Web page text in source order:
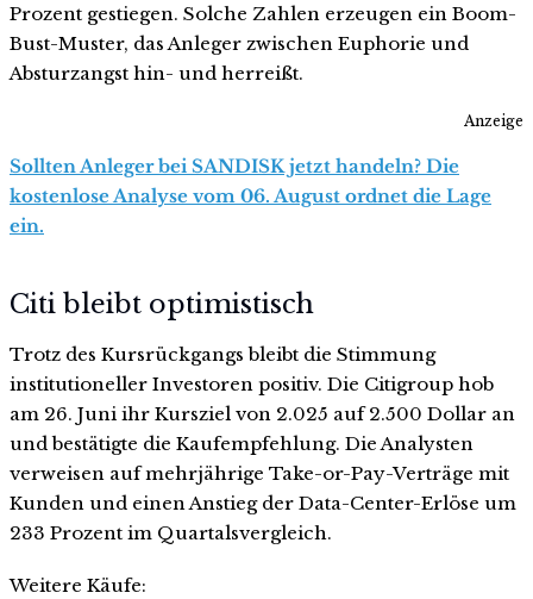
Prozent gestiegen. Solche Zahlen erzeugen ein Boom-
Bust-Muster, das Anleger zwischen Euphorie und
Absturzangst hin- und herreißt.
Anzeige
Sollten Anleger bei SANDISK jetzt handeln? Die
kostenlose Analyse vom 06. August ordnet die Lage
ein.
Citi bleibt optimistisch
Trotz des Kursrückgangs bleibt die Stimmung
institutioneller Investoren positiv. Die Citigroup hob
am 26. Juni ihr Kursziel von 2.025 auf 2.500 Dollar an
und bestätigte die Kaufempfehlung. Die Analysten
verweisen auf mehrjährige Take-or-Pay-Verträge mit
Kunden und einen Anstieg der Data-Center-Erlöse um
233 Prozent im Quartalsvergleich.
Weitere Käufe: